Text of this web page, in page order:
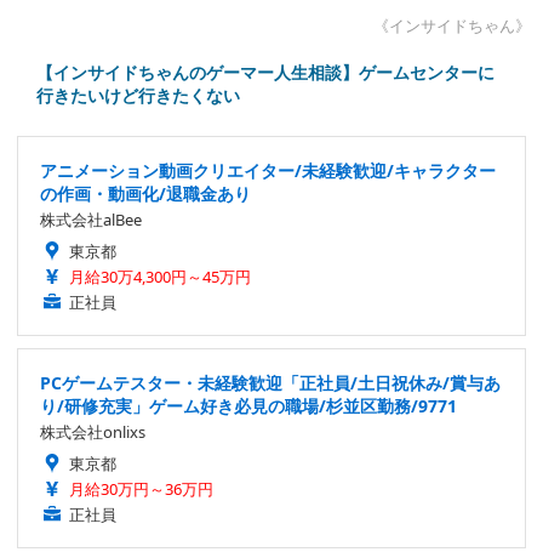
《インサイドちゃん》
【インサイドちゃんのゲーマー人生相談】ゲームセンターに
行きたいけど行きたくない
アニメーション動画クリエイター/未経験歓迎/キャラクター
の作画・動画化/退職金あり
株式会社alBee
東京都
月給30万4,300円～45万円
正社員
PCゲームテスター・未経験歓迎「正社員/土日祝休み/賞与あ
り/研修充実」ゲーム好き必見の職場/杉並区勤務/9771
株式会社onlixs
東京都
月給30万円～36万円
正社員